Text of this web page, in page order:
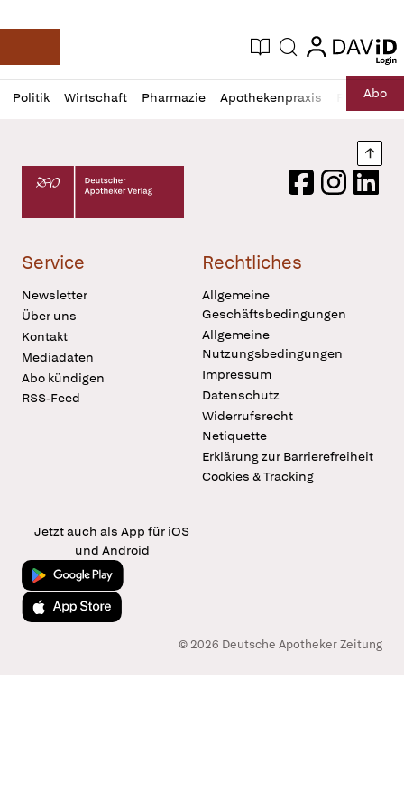
Deutsche Apotheker Zeitung
Aktuelle Ausgabe
Suche login
login
Politik Wirtschaft Pharmazie Apothekenpraxis RechtAbo
Profil
öffnen
Daz
Pur
Deutscher Apotheker Verlag Logo
FacebookInstagram
Service
Newsletter
Über uns
Kontakt
Mediadaten
Abo kündigen
RSS-Feed
Rechtliches
Allgemeine
Geschäftsbedingungen
Allgemeine
Nutzungsbedingungen
Impressum
Datenschutz
Widerrufsrecht
Netiquette
Erklärung zur Barrierefreiheit
Cookies & Tracking
Jetzt auch als App für iOS
und Android
Jetzt bei Google Play
Laden im App Store
© 2026 Deutsche Apotheker Zeitung